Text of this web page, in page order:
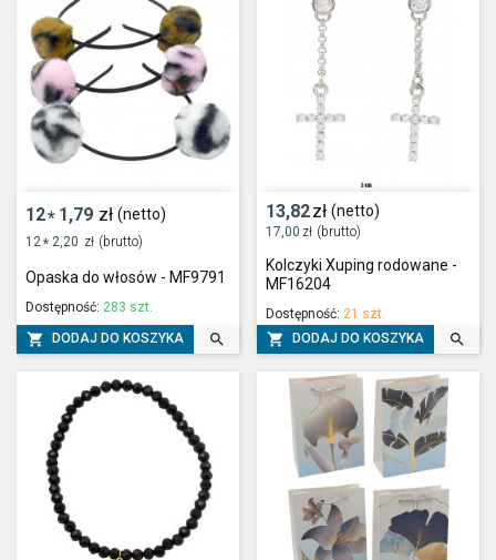
12* 1,79 zł (netto)
12 * 2,20 zł (brutto)
Opaska do włosów - MF9791
Dostępność: 283 szt.
 DODAJ DO KOSZYKA 
13,82zł (netto)
17,00 zł (brutto)
Kolczyki Xuping rodowane -
MF16204
Dostępność: 21 szt.
 DODAJ DO KOSZYKA 